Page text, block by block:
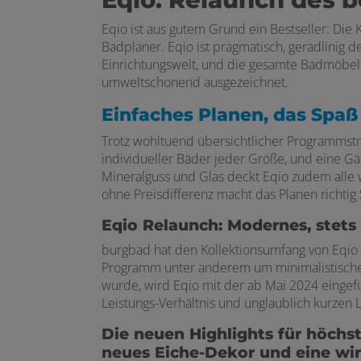
Eqio ist aus gutem Grund ein Bestseller:
Badplaner. Eqio ist pragmatisch, geradlinig
Einrichtungswelt, und die gesamte
umweltschonend ausgezeichnet.
Einfaches Planen, das
Trotz wohltuend übersichtlicher
individueller Bäder jeder Größe, und eine
Mineralguss und Glas deckt Eqio zudem
ohne Preisdifferenz macht das Planen richtig
Eqio Relaunch: Modernes,
burgbad hat den Kollektionsumfang von
Programm unter anderem um
wurde, wird Eqio mit der ab Mai 2024
Leistungs-Verhältnis und unglaublich kurzen
Die neuen Highlights für
neues Eiche-Dekor und eine